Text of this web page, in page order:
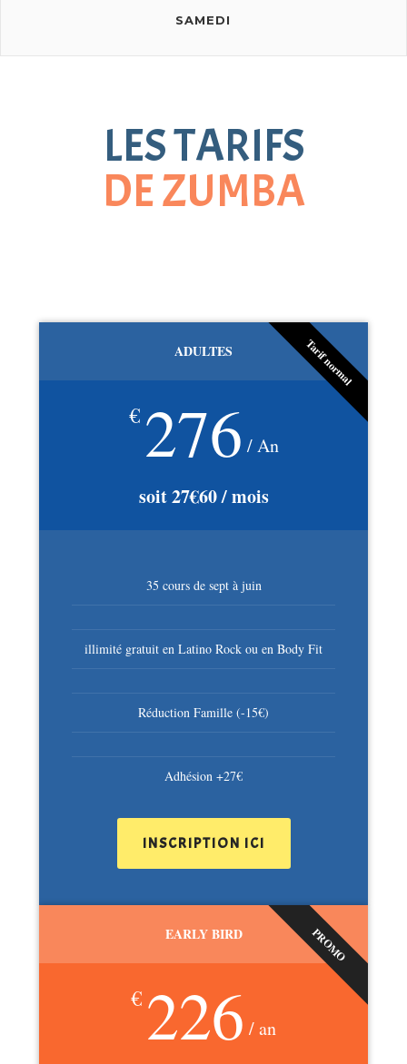
SAMEDI
LES TARIFS
DE ZUMBA
ADULTES Tarif normal
€ 276 / An
soit 27€60 / mois
35 cours de sept à juin
illimité gratuit en Latino Rock ou en Body Fit
Réduction Famille (-15€)
Adhésion +27€
INSCRIPTION ICI
EARLY BIRD PROMO
€ 226 / an